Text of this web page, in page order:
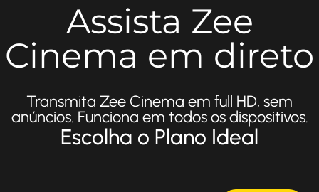
Assista Zee
Cinema em direto
Transmita Zee Cinema em full HD, sem
anúncios. Funciona em todos os dispositivos.
Escolha o Plano Ideal